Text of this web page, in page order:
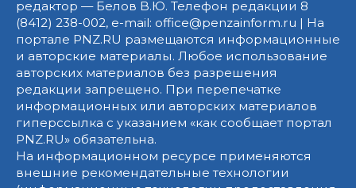
редактор — Белов В.Ю. Телефон редакции 8
(8412) 238-002, e-mail: office@penzainform.ru | На
портале PNZ.RU размещаются информационные
и авторские материалы. Любое использование
авторских материалов без разрешения
редакции запрещено. При перепечатке
информационных или авторских материалов
гиперссылка с указанием «как сообщает портал
PNZ.RU» обязательна.
На информационном ресурсе применяются
внешние рекомендательные технологии